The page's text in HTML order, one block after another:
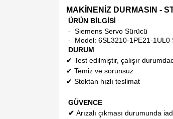
MAKİNENİZ DURMASIN -
ÜRÜN BİLGİSİ
- Siemens Servo Sürücü
- Model: 6SL3210-1PE21-1UL0
DURUM
✔ Test edilmiştir, çalışır
✔ Temiz ve sorunsuz
✔ Stoktan hızlı teslimat
GÜVENCE
✔ Arızalı çıkması durumunda